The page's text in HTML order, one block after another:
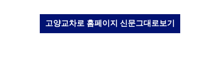
고양교차로 홈페이지 신문그대로보기